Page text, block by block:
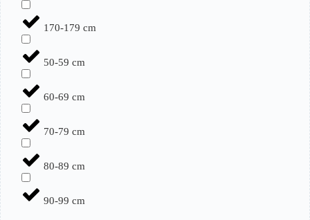
170-179 cm
50-59 cm
60-69 cm
70-79 cm
80-89 cm
90-99 cm